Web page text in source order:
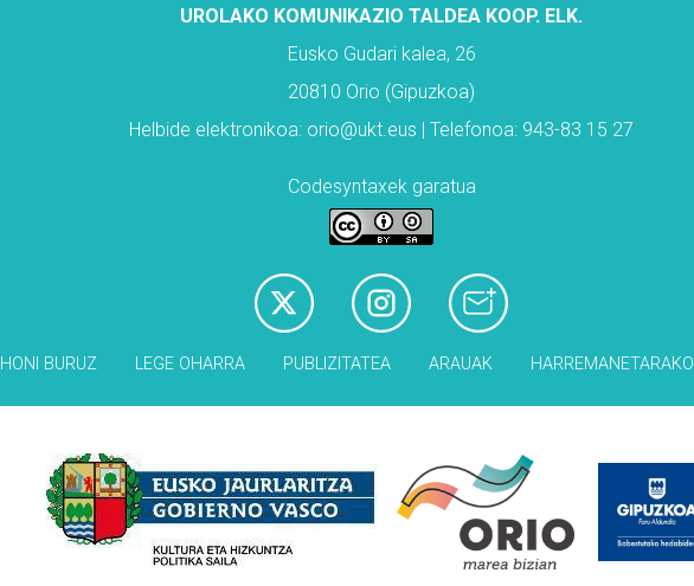
UROLAKO KOMUNIKAZIO TALDEA KOOP. ELK.
Eusko Gudari kalea, 26
20810 Orio (Gipuzkoa)
Helbide elektronikoa: orio@ukt.eus | Telefonoa: 943-83 15 27
Codesyntaxek garatua
HONI BURUZ LEGE OHARRA PUBLIZITATEA ARAUAK HARREMANETARAKO